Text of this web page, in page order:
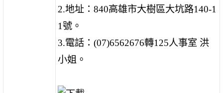
2.地址：840高雄市大樹區大坑路140-1
1號。
3.電話：(07)6562676轉125人事室 洪
小姐。